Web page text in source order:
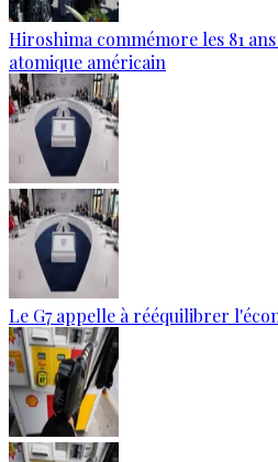
Hiroshima commémore les 81
atomique américain
Le G7 appelle à rééquilibrer